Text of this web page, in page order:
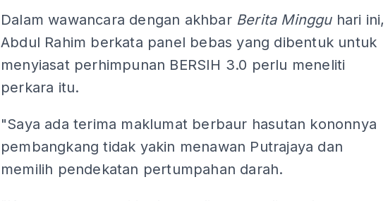
Dalam wawancara dengan akhbar Berita Minggu hari ini,
Abdul Rahim berkata panel bebas yang dibentuk untuk
menyiasat perhimpunan BERSIH 3.0 perlu meneliti
perkara itu.
"Saya ada terima maklumat berbaur hasutan kononnya
pembangkang tidak yakin menawan Putrajaya dan
memilih pendekatan pertumpahan darah.